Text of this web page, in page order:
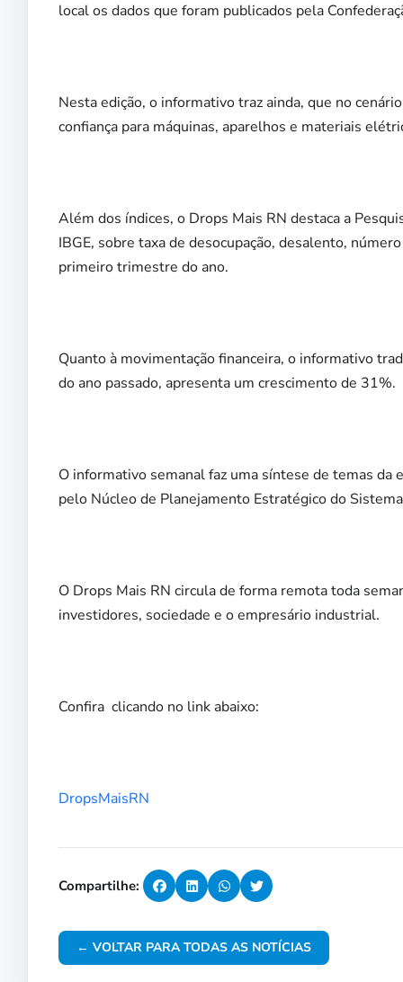
local os dados que foram publicados pela
Nesta edição, o informativo traz ainda, que no
confiança para máquinas, aparelhos e materiais
Além dos índices, o Drops Mais RN destaca a
IBGE, sobre taxa de desocupação, desalento,
primeiro trimestre do ano.
Quanto à movimentação financeira, o informativo
do ano passado, apresenta um crescimento de 31%.
O informativo semanal faz uma síntese de temas
pelo Núcleo de Planejamento Estratégico do
O Drops Mais RN circula de forma remota toda
investidores, sociedade e o empresário industrial.
Confira clicando no link abaixo:
DropsMaisRN
Compartilhe:
← VOLTAR PARA TODAS AS NOTÍCIAS